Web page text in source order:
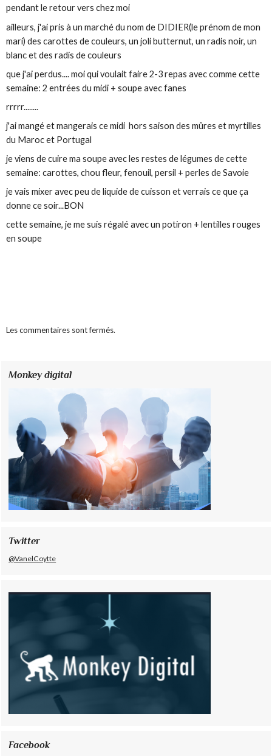
pendant le retour vers chez moi
ailleurs, j'ai pris à un marché du nom de DIDIER(le prénom de mon
mari) des carottes de couleurs, un joli butternut, un radis noir, un
blanc et des radis de couleurs
que j'ai perdus.... moi qui voulait faire 2-3 repas avec comme cette
semaine: 2 entrées du midi + soupe avec fanes
rrrrr........
j'ai mangé et mangerais ce midi hors saison des mûres et myrtilles
du Maroc et Portugal
je viens de cuire ma soupe avec les restes de légumes de cette
semaine: carottes, chou fleur, fenouil, persil + perles de Savoie
je vais mixer avec peu de liquide de cuisson et verrais ce que ça
donne ce soir...BON
cette semaine, je me suis régalé avec un potiron + lentilles rouges
en soupe
Les commentaires sont fermés.
Monkey digital
Twitter
@VanelCoytte
Facebook